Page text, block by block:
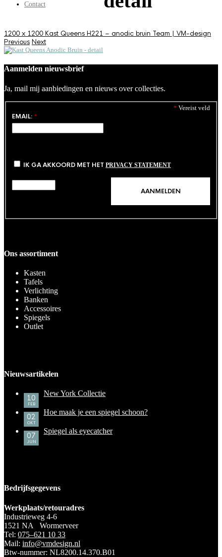
Contact
1200 x 1200 Kast Queens H221 – anodic bruin Team | VM-design
Previous Next
Aanmelden nieuwsbrief
Ja, mail mij aanbiedingen en nieuws over collecties.
* Vereist veld
EMAIL: *
IK GA AKKOORD MET HET PRIVACY STATEMENT
Ons assortiment
Kasten
Tafels
Verlichting
Banken
Accessoires
Spiegels
Outlet
Nieuwsartikelen
10
FEB
New York Collectie
02
OKT
Hoe maak je een spiegel schoon?
07
JUN
Spiegel als eyecatcher
Bedrijfsgegevens
Werkplaats/retouradres
Industrieweg 4-6
1521 NA Wormerveer
Tel: 075–621 10 33
Mail: info@vmdesign.nl
Btw-nummer: NL8200.14.370.B01